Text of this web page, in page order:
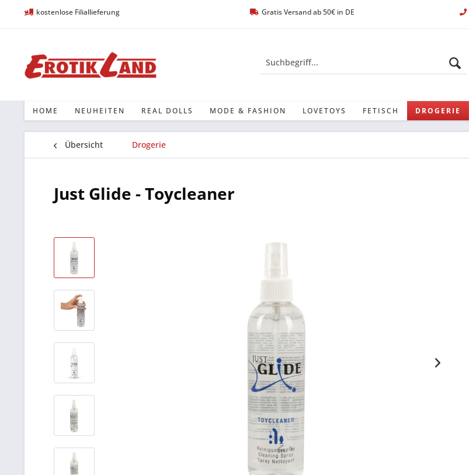
kostenlose Filiallieferung Gratis Versand ab 50€ in DE
HOME NEUHEITEN REAL DOLLS MODE & FASHION LOVETOYS FETISCH DROGERIE
Übersicht Drogerie
Just Glide - Toycleaner